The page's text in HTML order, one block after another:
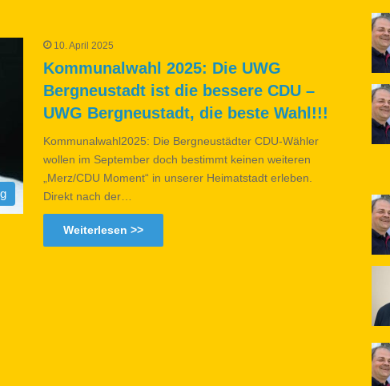
10. April 2025
Kommunalwahl 2025: Die UWG
Bergneustadt ist die bessere CDU –
UWG Bergneustadt, die beste Wahl!!!
Kommunalwahl2025: Die Bergneustädter CDU-Wähler
wollen im September doch bestimmt keinen weiteren
„Merz/CDU Moment“ in unserer Heimatstadt erleben.
Direkt nach der…
Weiterlesen >>